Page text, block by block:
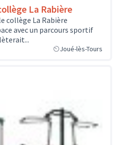
La Rabière
collège La Rabière
avec un parcours sportif
Joué-lès-Tours